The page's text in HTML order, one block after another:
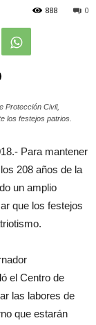
0
888
Protección Civil,
los festejos patrios.
Para mantener
208 años de la
un amplio
que los festejos
el Centro de
las labores de
que estarán